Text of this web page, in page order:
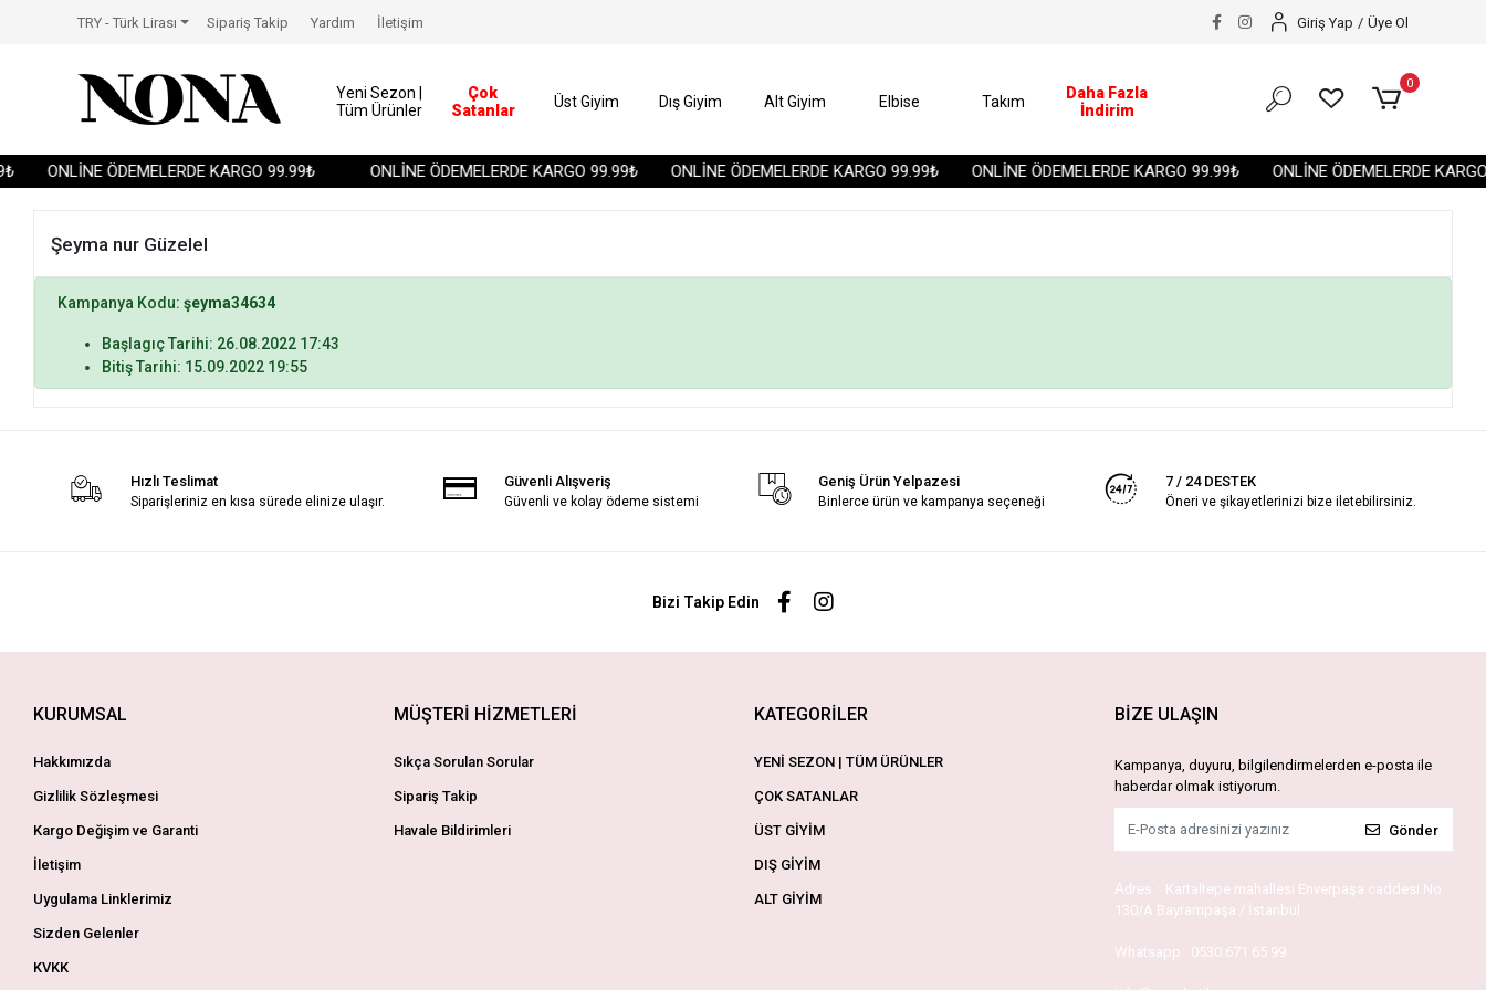
ONLİNE ÖDEMELERDE KARGO 99.99₺ ONLİNE ÖDEMELERDE KARGO 99.99₺ ONLİNE ÖDEMELERDE KARGO 99.99₺ ONLİNE ÖDEMELERDE KARGO 99.99₺ ONLİNE ÖDEMELERDE
TRY - Türk Lirası Sipariş Takip Yardım İletişim Giriş Yap / Üye Ol
Yeni Sezon |
Tüm Ürünler
Çok
Satanlar
Üst Giyim Dış Giyim Alt Giyim Elbise Takım
Daha Fazla
İndirim
0
Şeyma nur Güzelel
Kampanya Kodu:şeyma34634
Başlagıç Tarihi: 26.08.2022 17:43
Bitiş Tarihi: 15.09.2022 19:55
Hızlı Teslimat
Siparişleriniz en kısa sürede elinize ulaşır.
Güvenli Alışveriş
Güvenli ve kolay ödeme sistemi
Geniş Ürün Yelpazesi
Binlerce ürün ve kampanya seçeneği
7 / 24 DESTEK
Öneri ve şikayetlerinizi bize iletebilirsiniz.
Bizi Takip Edin
KURUMSAL
Hakkımızda
Gizlilik Sözleşmesi
Kargo Değişim ve Garanti
İletişim
Uygulama Linklerimiz
Sizden Gelenler
KVKK
MÜŞTERİ HİZMETLERİ
Sıkça Sorulan Sorular
Sipariş Takip
Havale Bildirimleri
KATEGORİLER
YENİ SEZON | TÜM ÜRÜNLER
ÇOK SATANLAR
ÜST GİYİM
DIŞ GİYİM
ALT GİYİM
BİZE ULAŞIN
Kampanya, duyuru, bilgilendirmelerden e-posta ile
haberdar olmak istiyorum.
Gönder
Adres : Kartaltepe mahallesi Enverpaşa caddesi No
130/A Bayrampaşa / İstanbul
Whatsapp : 0530 671 65 99